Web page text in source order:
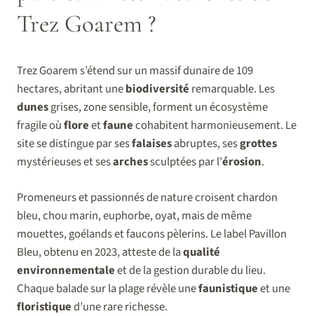
Trez Goarem ?
Trez Goarem s’étend sur un massif dunaire de 109
hectares, abritant unebiodiversité remarquable. Les
dunesgrises, zone sensible, forment un écosystème
fragile oùfloreetfaunecohabitent harmonieusement. Le
site se distingue par sesfalaisesabruptes, sesgrottes
mystérieuses et sesarchessculptées par l’érosion.
Promeneurs et passionnés de nature croisent chardon
bleu, chou marin, euphorbe, oyat, mais de même
mouettes, goélands et faucons pèlerins. Le label Pavillon
Bleu, obtenu en 2023, atteste de laqualité
environnementaleet de la gestion durable du lieu.
Chaque balade sur la plage révèle unefaunistiqueet une
floristiqued’une rare richesse.